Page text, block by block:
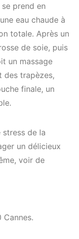
prend en
eau chaude à
totale. Après un
de soie, puis
un massage
des trapèzes,
finale, un
stress de la
un délicieux
voir de
Cannes.